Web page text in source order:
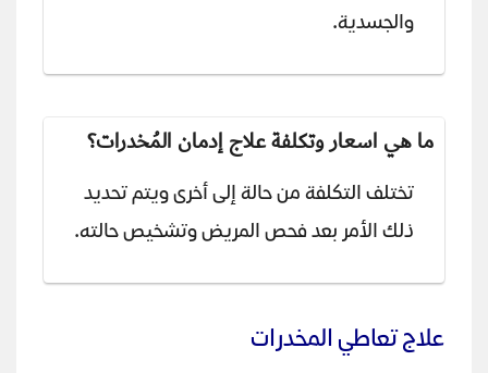
والجسدية.
ما هي اسعار وتكلفة علاج إدمان المُخدرات؟
تختلف التكلفة من حالة إلى أخرى ويتم تحديد
ذلك الأمر بعد فحص المريض وتشخيص حالته.
علاج تعاطي المخدرات